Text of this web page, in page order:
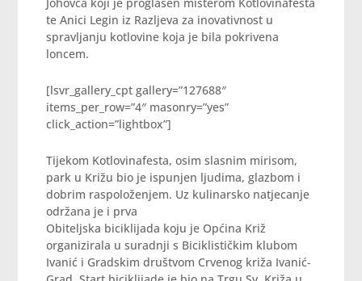
te Anici Legin iz Razljeva za inovativnost u
spravljanju kotlovine koja je bila pokrivena
loncem.
[lsvr_gallery_cpt gallery=”127688″
items_per_row=”4″ masonry=”yes”
click_action=”lightbox”]
Tijekom Kotlovinafesta, osim slasnim mirisom,
park u Križu bio je ispunjen ljudima, glazbom i
dobrim raspoloženjem. Uz kulinarsko natjecanje
održana je i prva
Obiteljska biciklijada koju je Općina Križ
organizirala u suradnji s Biciklističkim klubom
Ivanić i Gradskim društvom Crvenog križa Ivanić-